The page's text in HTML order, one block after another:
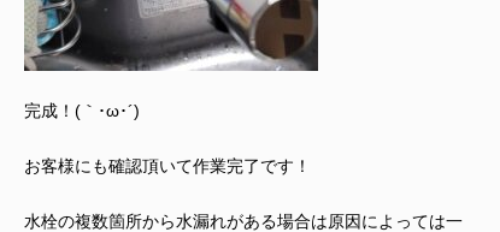
完成！(｀･ω･´)ゞ
お客様にも確認頂いて作業完了です！
水栓の複数箇所から水漏れがある場合は原因によっては一